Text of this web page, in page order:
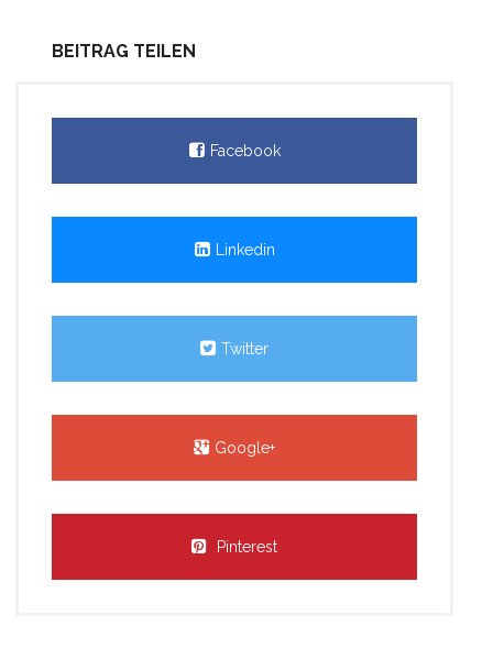
BEITRAG TEILEN
Facebook
Linkedin
Twitter
Google+
Pinterest